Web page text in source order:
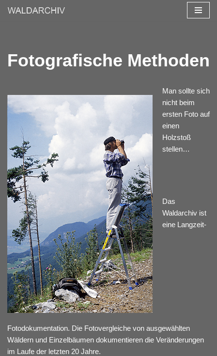
Fotografische Methoden
Man sollte sich
nicht beim
ersten Foto auf
einen
Holzstoß
stellen…
Das
Waldarchiv ist
eine Langzeit-
Fotodokumentation. Die Fotovergleiche von ausgewählten
Wäldern und Einzelbäumen dokumentieren die Veränderungen
im Laufe der letzten 20 Jahre.